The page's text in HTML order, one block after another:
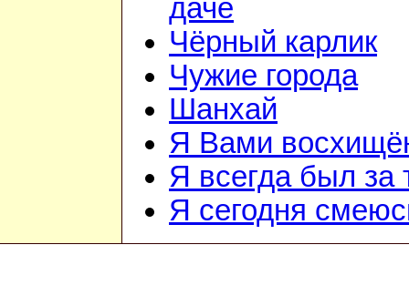
даче
Чёрный карлик
Чужие города
Шанхай
Я Вами
Я всегда был за
Я сегодня